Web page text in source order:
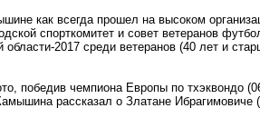
как всегда прошел на высоком
спорткомитет и совет ветеранов
области-2017 среди ветеранов (40 лет и
победив чемпиона Европы по тхэквондо
рассказал о Златане Ибрагимовиче